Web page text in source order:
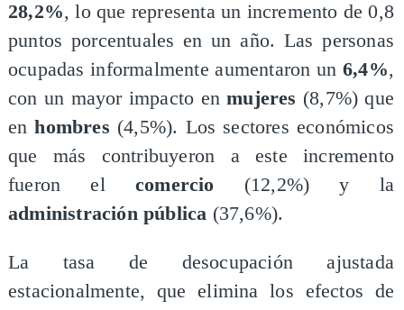
28,2%, lo que representa un incremento de 0,8
puntos porcentuales en un año. Las personas
ocupadas informalmente aumentaron un6,4%,
con un mayor impacto enmujeres (8,7%) que
enhombres (4,5%). Los sectores económicos
que más contribuyeron a este incremento
fueron el comercio (12,2%) y la
administración pública (37,6%).
La tasa de desocupación ajustada
estacionalmente, que elimina los efectos de